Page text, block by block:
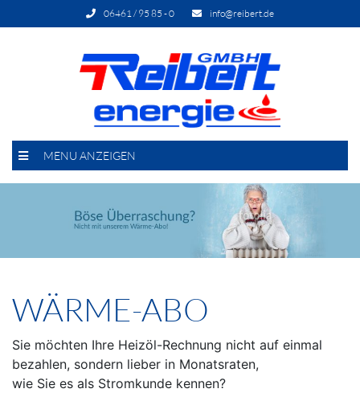
06461 / 95 85 - 0 info@reibert.de
MENU ANZEIGEN
WÄRME-ABO
Sie möchten Ihre Heizöl-Rechnung nicht auf einmal
bezahlen, sondern lieber in Monatsraten,
wie Sie es als Stromkunde kennen?